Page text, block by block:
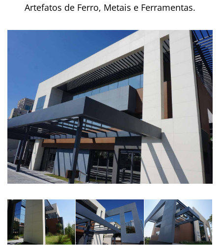
Artefatos de Ferro, Metais e Ferramentas.